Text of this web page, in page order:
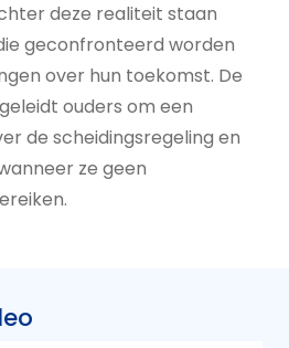
deze realiteit staan
geconfronteerd worden
over hun toekomst. De
ouders om een
de scheidingsregeling en
ze geen